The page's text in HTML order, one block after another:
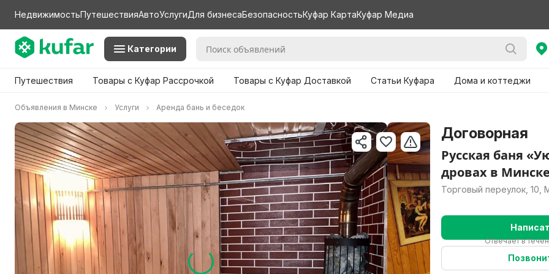
НедвижимостьПутешествияАвтоУслугиДля бизнесаБезопасностьКуфар КартаКуфар Медиа
Категории
Путешествия Товары с Куфар Рассрочкой Товары с Куфар Доставкой Статьи Куфара Дома и коттеджи
Объявления в Минске Услуги Аренда бань и беседок
Договорная
Русская баня
дровах в Минске
Торговый переулок, 10,
Отвечает в